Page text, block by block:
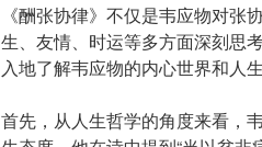
《酬张协律》不仅是韦应物对张
生、友情、时运等多方面深刻思
入地了解韦应物的内心世界和人生
首先，从人生哲学的角度来看，